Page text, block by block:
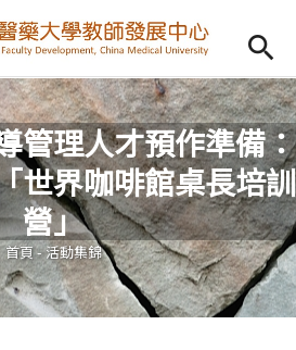
Open
Open
Open
Open
Open
to Navigation
to Main content
管理人才預作準備：
世界咖啡館桌長培訓
營」
在這裡
首頁-活動集錦